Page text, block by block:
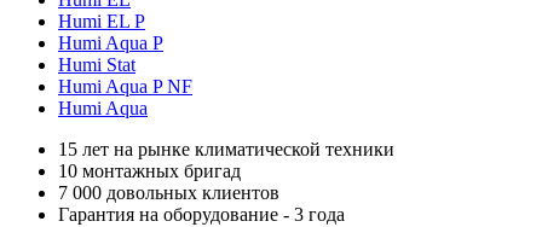
Humi EL P
Humi Aqua P
Humi Stat
Humi Aqua P NF
Humi Aqua
15 лет на рынке климатической техники
10 монтажных бригад
7 000 довольных клиентов
Гарантия на оборудование - 3 года